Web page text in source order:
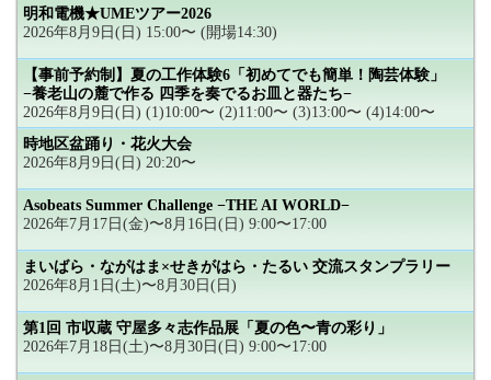
明和電機★UMEツアー2026
2026年8月9日(日) 15:00〜 (開場14:30)
【事前予約制】夏の工作体験6「初めてでも簡単！陶芸体験」
−養老山の麓で作る 四季を奏でるお皿と器たち−
2026年8月9日(日) (1)10:00〜 (2)11:00〜 (3)13:00〜 (4)14:00〜
時地区盆踊り・花火大会
2026年8月9日(日) 20:20〜
Asobeats Summer Challenge −THE AI WORLD−
2026年7月17日(金)〜8月16日(日) 9:00〜17:00
まいばら・ながはま×せきがはら・たるい 交流スタンプラリー
2026年8月1日(土)〜8月30日(日)
第1回 市収蔵 守屋多々志作品展「夏の色〜青の彩り」
2026年7月18日(土)〜8月30日(日) 9:00〜17:00